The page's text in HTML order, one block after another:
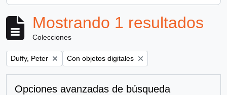
Mostrando 1 resultados
Colecciones
Remove filter:
Duffy, Peter Remove filter:
Con objetos digitales
Opciones avanzadas de búsqueda